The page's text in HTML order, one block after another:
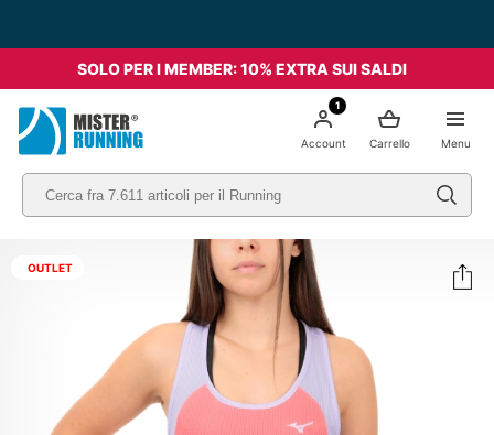
SOLO PER I MEMBER: 10% EXTRA SUI SALDI
Menu
Carrello
1
Account
OUTLET